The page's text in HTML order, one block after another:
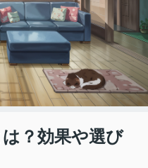
？効果や選び